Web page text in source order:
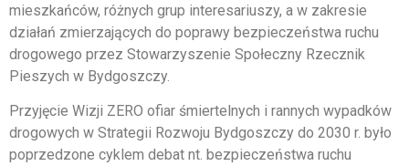
mieszkańców, różnych grup interesariuszy, a w zakresie
działań zmierzających do poprawy bezpieczeństwa ruchu
drogowego przez Stowarzyszenie Społeczny Rzecznik
Pieszych w Bydgoszczy.
Przyjęcie Wizji ZERO ofiar śmiertelnych i rannych wypadków
drogowych w Strategii Rozwoju Bydgoszczy do 2030 r. było
poprzedzone cyklem debat nt. bezpieczeństwa ruchu